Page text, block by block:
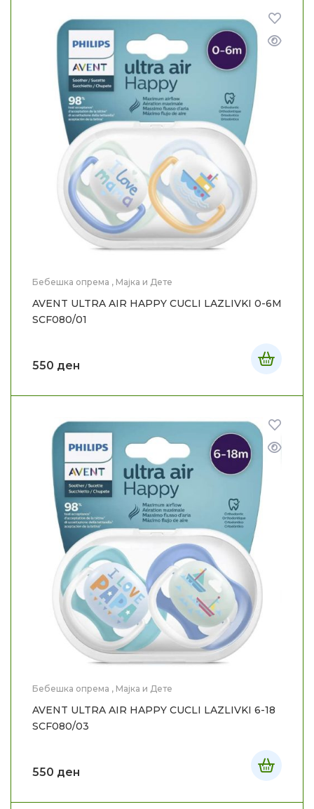
Бебешка опрема , Мајка и Дете
AVENT ULTRA AIR HAPPY CUCLI LAZLIVKI 0-6M
SCF080/01
550 ден
Бебешка опрема , Мајка и Дете
AVENT ULTRA AIR HAPPY CUCLI LAZLIVKI 6-18
SCF080/03
550 ден